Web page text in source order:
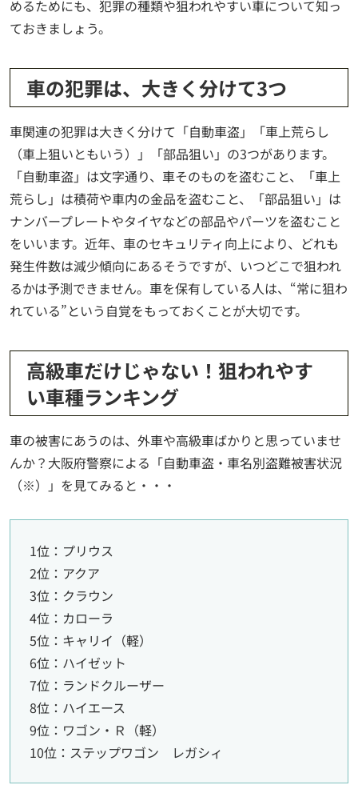
めるためにも、犯罪の種類や狙われやすい車について知っ
ておきましょう。
車の犯罪は、大きく分けて3つ
車関連の犯罪は大きく分けて「自動車盗」「車上荒らし
（車上狙いともいう）」「部品狙い」の3つがあります。
「自動車盗」は文字通り、車そのものを盗むこと、「車上
荒らし」は積荷や車内の金品を盗むこと、「部品狙い」は
ナンバープレートやタイヤなどの部品やパーツを盗むこと
をいいます。近年、車のセキュリティ向上により、どれも
発生件数は減少傾向にあるそうですが、いつどこで狙われ
るかは予測できません。車を保有している人は、“常に狙わ
れている”という自覚をもっておくことが大切です。
高級車だけじゃない！狙われやす
い車種ランキング
車の被害にあうのは、外車や高級車ばかりと思っていませ
んか？大阪府警察による「自動車盗・車名別盗難被害状況
（※）」を見てみると・・・
1位：プリウス
2位：アクア
3位：クラウン
4位：カローラ
5位：キャリイ（軽）
6位：ハイゼット
7位：ランドクルーザー
8位：ハイエース
9位：ワゴン・Ｒ（軽）
10位：ステップワゴン レガシィ